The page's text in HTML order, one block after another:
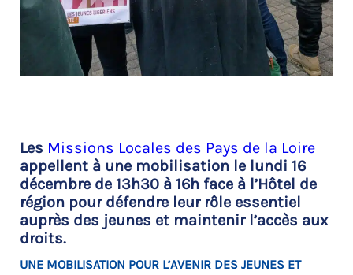
Les Missions Locales des Pays de la Loire
appellent à une mobilisation le lundi 16
décembre de 13h30 à 16h face à l’Hôtel de
région pour défendre leur rôle essentiel
auprès des jeunes et maintenir l’accès aux
droits.
UNE MOBILISATION POUR L’AVENIR DES JEUNES ET